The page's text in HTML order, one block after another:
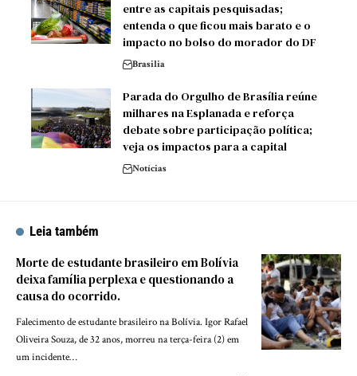
entre as capitais pesquisadas;
entenda o que ficou mais barato e o
impacto no bolso do morador do DF
Brasilia
Parada do Orgulho de Brasília reúne
milhares na Esplanada e reforça
debate sobre participação política;
veja os impactos para a capital
Notícias
Leia também
Morte de estudante brasileiro em Bolívia
deixa família perplexa e questionando a
causa do ocorrido.
Falecimento de estudante brasileiro na Bolívia. Igor Rafael
Oliveira Souza, de 32 anos, morreu na terça-feira (2) em
um incidente…